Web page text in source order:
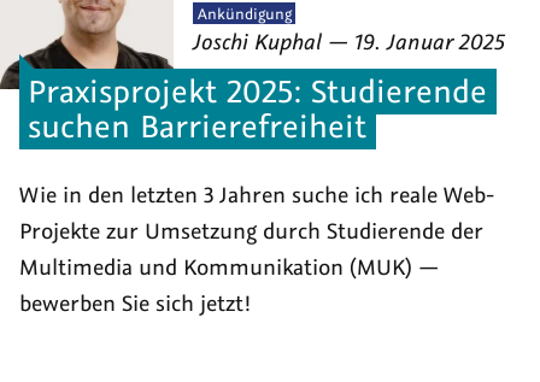
Praxisprojekt 2025: Studierende
suchen Barrierefreiheit
Wie in den letzten 3 Jahren suche ich reale Web-
Projekte zur Umsetzung durch Studierende der
Multimedia und Kommunikation (MUK) —
bewerben Sie sich jetzt!
Veröffentlicht
als
Ankündigung
von
Joschi Kuphal — am
19. Januar 2025